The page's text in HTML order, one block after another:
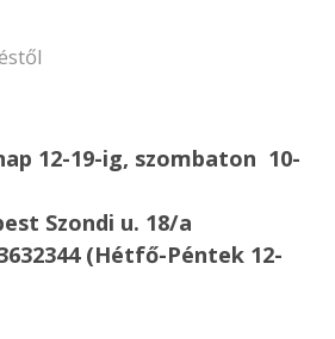
12-19-ig, szombaton 10-
Szondi u. 18/a
(Hétfő-Péntek 12-